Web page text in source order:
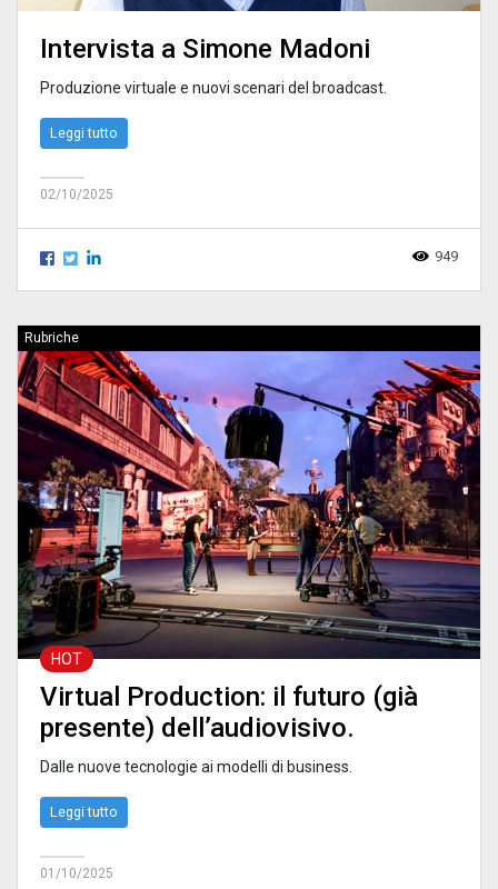
Intervista a Simone Madoni
Produzione virtuale e nuovi scenari del broadcast.
Leggi tutto
02/10/2025
949
Rubriche
HOT
Virtual Production: il futuro (già
presente) dell’audiovisivo.
Dalle nuove tecnologie ai modelli di business.
Leggi tutto
01/10/2025